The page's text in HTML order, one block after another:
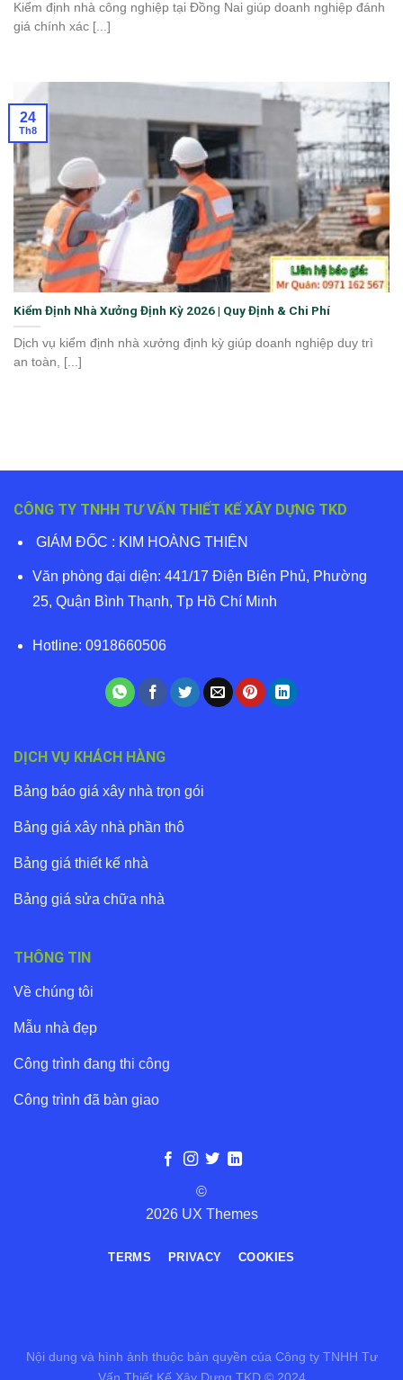
Kiểm định nhà công nghiệp tại Đồng Nai giúp doanh nghiệp đánh
giá chính xác [...]
Kiểm Định Nhà Xưởng Định Kỳ 2026 | Quy Định & Chi Phí
Dịch vụ kiểm định nhà xưởng định kỳ giúp doanh nghiệp duy trì
an toàn, [...]
24
Th8
CÔNG TY TNHH TƯ VẤN THIẾT KẾ XÂY DỰNG TKD
GIÁM ĐỐC : KIM HOÀNG THIỆN
Văn phòng đại diện: 441/17 Điện Biên Phủ, Phường
25, Quận Bình Thạnh, Tp Hồ Chí Minh
Hotline: 0918660506
DỊCH VỤ KHÁCH HÀNG
Bảng báo giá xây nhà trọn gói
Bảng giá xây nhà phần thô
Bảng giá thiết kế nhà
Bảng giá sửa chữa nhà
THÔNG TIN
Về chúng tôi
Mẫu nhà đẹp
Công trình đang thi công
Công trình đã bàn giao
©
2026 UX Themes
TERMS PRIVACY COOKIES
Nội dung và hình ảnh thuộc bản quyền của Công ty TNHH Tư